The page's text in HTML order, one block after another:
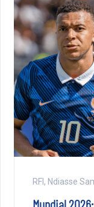
RFI, Ndiasse
Mundial